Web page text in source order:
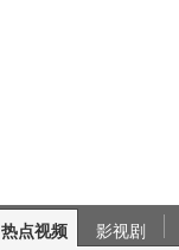
热点视频 影视剧